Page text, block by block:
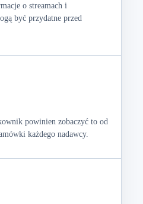
o streamach i
być przydatne przed
powinien zobaczyć to od
każdego nadawcy.